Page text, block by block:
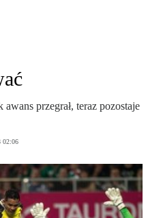
przegrał, teraz pozostaje
02:06